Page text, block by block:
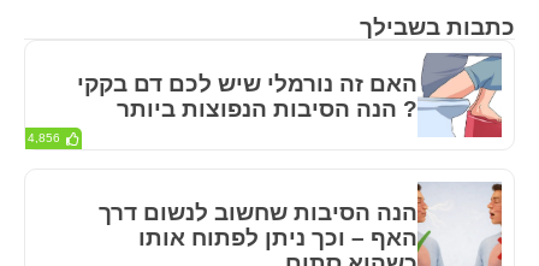
כתבות בשבילך
האם זה נורמלי שיש לכם דם בקקי
? הנה הסיבות הנפוצות ביותר
4,856
הנה הסיבות שחשוב לנשום דרך
האף – וכך ניתן לפתוח אותו